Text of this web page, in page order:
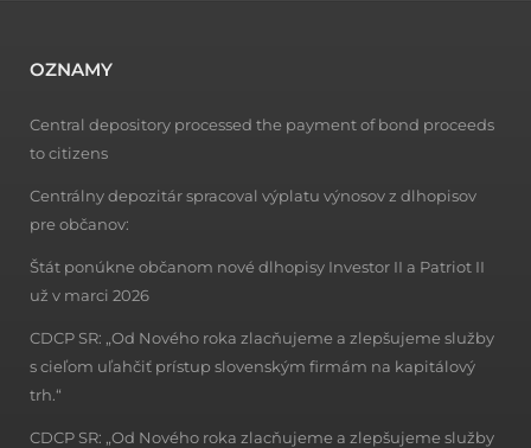
OZNAMY
Central depository processed the payment of bond proceeds
to citizens
Centrálny depozitár spracoval výplatu výnosov z dlhopisov
pre občanov:
Štát ponúkne občanom nové dlhopisy Investor II a Patriot II
už v marci 2026
CDCP SR: „Od Nového roka zlacňujeme a zlepšujeme služby
s cieľom uľahčiť prístup slovenským firmám na kapitálový
trh.“
CDCP SR: „Od Nového roka zlacňujeme a zlepšujeme služby